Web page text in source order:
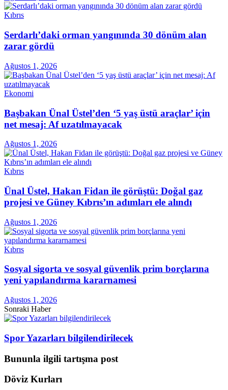
Kıbrıs
Serdarlı’daki orman yangınında 30 dönüm alan
zarar gördü
Ağustos 1, 2026
Ekonomi
Başbakan Ünal Üstel’den ‘5 yaş üstü araçlar’ için
net mesaj: Af uzatılmayacak
Ağustos 1, 2026
Kıbrıs
Ünal Üstel, Hakan Fidan ile görüştü: Doğal gaz
projesi ve Güney Kıbrıs’ın adımları ele alındı
Ağustos 1, 2026
Kıbrıs
Sosyal sigorta ve sosyal güvenlik prim borçlarına
yeni yapılandırma kararnamesi
Ağustos 1, 2026
Sonraki Haber
Spor Yazarları bilgilendirilecek
Bununla ilgili tartışma post
Döviz Kurları